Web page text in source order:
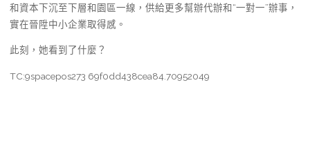
和資本下沉至下層和園區一線，供給更多幫辦代辦和“一對一”辦事，
實在晉陞中小企業取得感。
此刻，她看到了什麼？
TC:9spacepos273 69f0dd438cea84.70952049